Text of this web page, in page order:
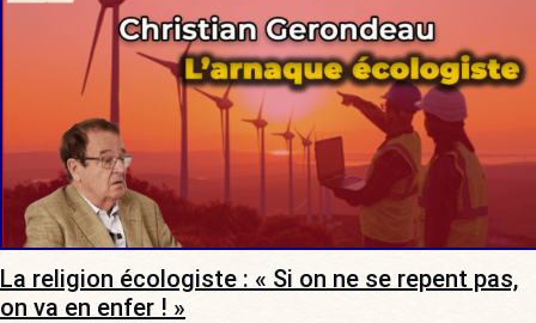
La religion écologiste : « Si on ne se repent pas,
on va en enfer ! »